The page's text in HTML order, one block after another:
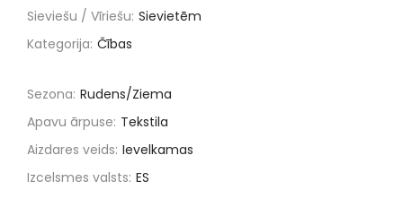
Sieviešu / Vīriešu: Sievietēm
Kategorija: Čības
Sezona: Rudens/Ziema
Apavu ārpuse: Tekstila
Aizdares veids: Ievelkamas
Izcelsmes valsts: ES